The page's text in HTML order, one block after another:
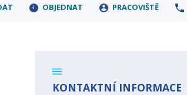
OBJEDNAT PRACOVIŠTĚ
KONTAKTNÍ INFORMACE